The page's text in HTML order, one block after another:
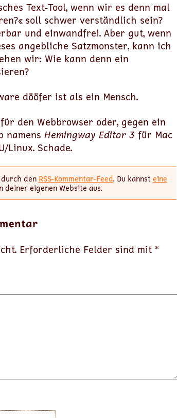
Text-Tool, wenn wir es denn mal
soll schwer verständlich sein?
und einwandfrei. Aber gut, wenn
angebliche Satzmonster, kann ich
wir: Wie kann denn ein
dööfer ist als ein Mensch.
den Webbrowser oder, gegen ein
namens Hemingway Editor 3 für Mac
Linux. Schade.
den RSS-Kommentar-Feed. Du kannsteine
deiner eigenen Website aus.
Erforderliche Felder sind mit *